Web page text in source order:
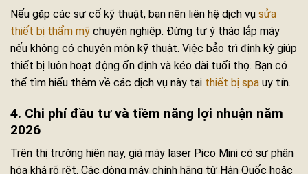
Nếu gặp các sự cố kỹ thuật, bạn nên liên hệ dịch vụ sửa
thiết bị thẩm mỹ chuyên nghiệp. Đừng tự ý tháo lắp máy
nếu không có chuyên môn kỹ thuật. Việc bảo trì định kỳ giúp
thiết bị luôn hoạt động ổn định và kéo dài tuổi thọ. Bạn có
thể tìm hiểu thêm về các dịch vụ này tại thiết bị spa uy tín.
4. Chi phí đầu tư và tiềm năng lợi nhuận năm
2026
Trên thị trường hiện nay, giá máy laser Pico Mini có sự phân
hóa khá rõ rệt. Các dòng máy chính hãng từ Hàn Quốc hoặc